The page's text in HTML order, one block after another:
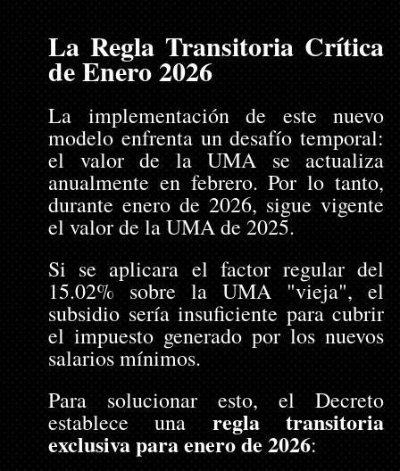
La Regla Transitoria Crítica
de Enero 2026
La implementación de este nuevo
modelo enfrenta un desafío temporal:
el valor de la UMA se actualiza
anualmente en febrero. Por lo tanto,
durante enero de 2026, sigue vigente
el valor de la UMA de 2025.
Si se aplicara el factor regular del
15.02% sobre la UMA "vieja", el
subsidio sería insuficiente para cubrir
el impuesto generado por los nuevos
salarios mínimos.
Para solucionar esto, el Decreto
establece una regla transitoria
exclusiva para enero de 2026: